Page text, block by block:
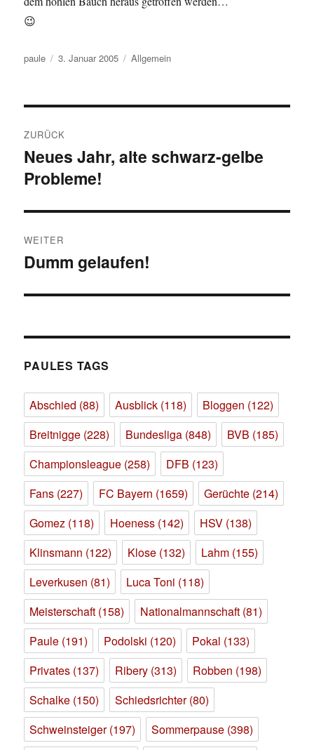
😉
Autor
paule
Veröffentlicht
3. Januar 2005 Kategorien
Allgemein
ZURÜCK
Vorheriger
Beitrag:
Neues Jahr, alte schwarz-gelbe
Probleme!
WEITER
Nächster
Dumm gelaufen!
PAULES TAGS
Abschied (88) Ausblick (118) Bloggen (122)
Breitnigge (228) Bundesliga (848) BVB (185)
Championsleague (258) DFB (123)
Fans (227) FC Bayern (1659) Gerüchte (214)
Gomez (118) Hoeness (142) HSV (138)
Klinsmann (122) Klose (132) Lahm (155)
Leverkusen (81) Luca Toni (118)
Meisterschaft (158) Nationalmannschaft (81)
Paule (191) Podolski (120) Pokal (133)
Privates (137) Ribery (313) Robben (198)
Schalke (150) Schiedsrichter(80)
Schweinsteiger(197) Sommerpause (398)